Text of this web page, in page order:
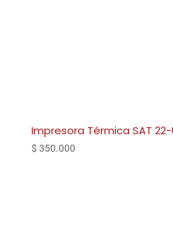
Impresora Térmica SAT 22-
$ 350.000